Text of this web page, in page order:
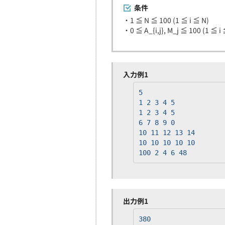
条件
・1 ≦ N ≦ 100 (1 ≦ i ≦ N)
・0 ≦ A_{i,j}, M_j ≦ 100 (1 ≦
入力例1
5
1 2 3 4 5
1 2 3 4 5
6 7 8 9 0
10 11 12 13 14
10 10 10 10 10
100 2 4 6 48
出力例1
380